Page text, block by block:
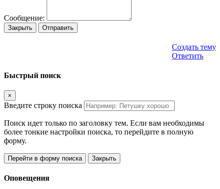
Сообщение:
Закрыть Отправить
Создать тему
Ответить
Быстрый поиск
×
Введите строку поиска
Поиск идет только по заголовку тем. Если вам необходимы
более тонкие настройки поиска, то перейдите в полную
форму.
Перейти в форму поиска Закрыть
Оповещения